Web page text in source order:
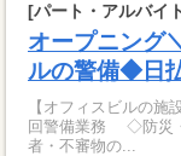
[パート・アルバイ
オープニング
ルの警備◆日
【オフィスビルの施設警備】 ＼屋内メイン／ ◇
回警備業務 ◇防災・
者・不審物の...